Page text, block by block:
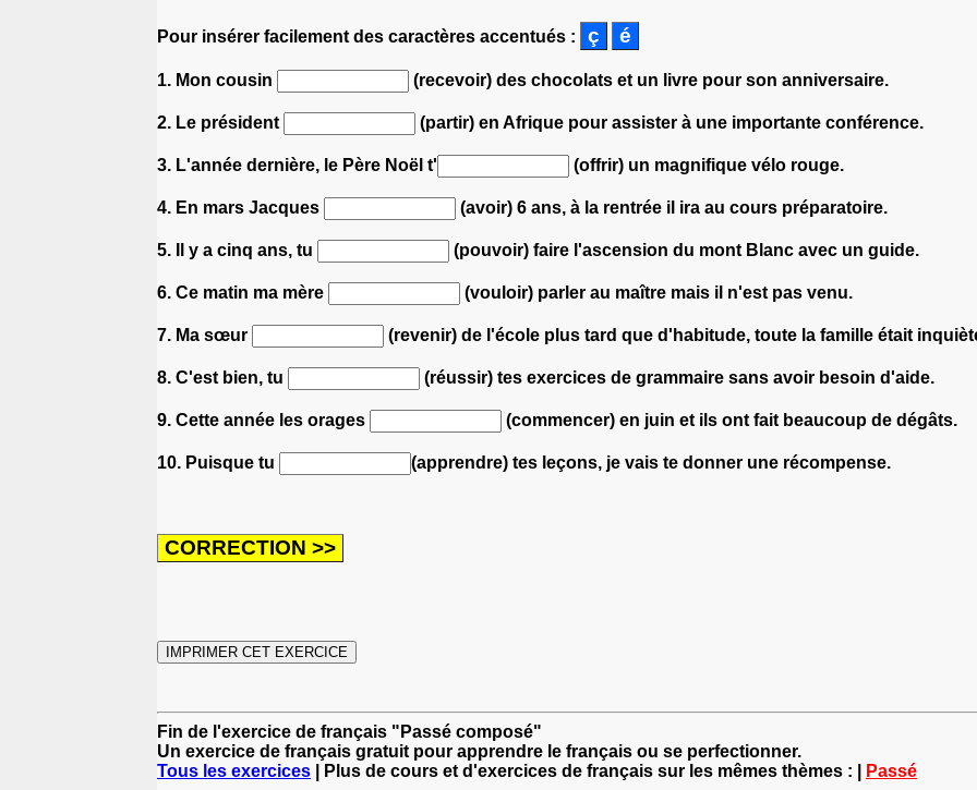
Pour insérer facilement des caractères accentués :
1. Mon cousin (recevoir) des chocolats et un livre pour son anniversaire.
2. Le président (partir) en Afrique pour assister à une importante conférence.
3. L'année dernière, le Père Noël t' (offrir) un magnifique vélo rouge.
4. En mars Jacques (avoir) 6 ans, à la rentrée il ira au cours préparatoire.
5. Il y a cinq ans, tu (pouvoir) faire l'ascension du mont Blanc avec un guide.
6. Ce matin ma mère (vouloir) parler au maître mais il n'est pas venu.
7. Ma sœur (revenir) de l'école plus tard que d'habitude, toute la famille était
8. C'est bien, tu (réussir) tes exercices de grammaire sans avoir besoin d'aide.
9. Cette année les orages (commencer) en juin et ils ont fait beaucoup de dégâts.
10. Puisque tu (apprendre) tes leçons, je vais te donner une récompense.
Fin de l'exercice de français "Passé composé"
Un exercice de français gratuit pour apprendre le français ou se perfectionner.
Tous les exercices | Plus de cours et d'exercices de français sur les mêmes thèmes : | Passé